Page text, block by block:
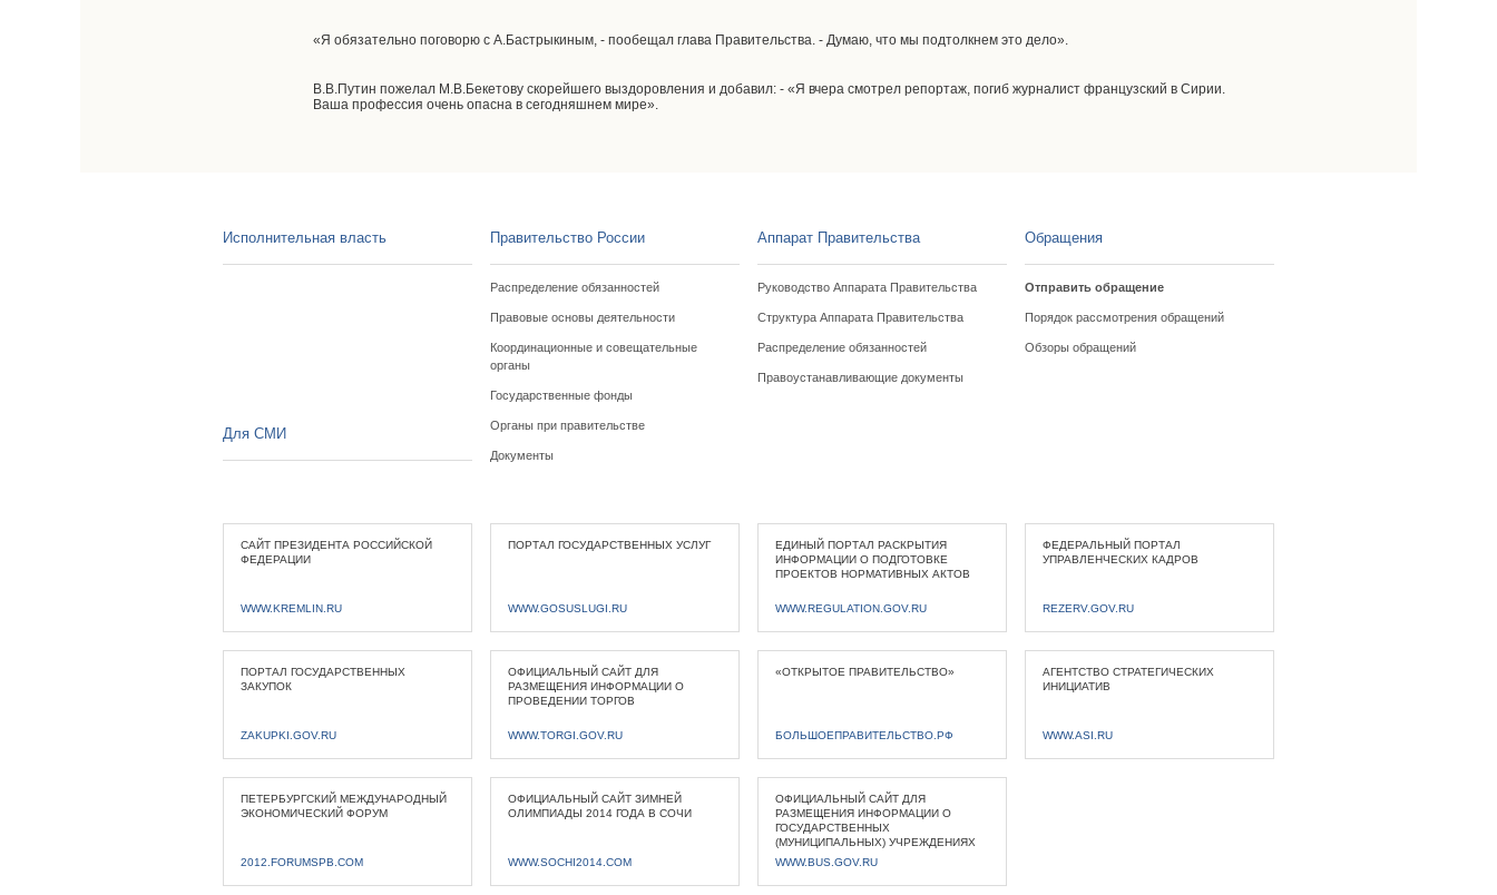
«Я обязательно поговорю с А.Бастрыкиным, - пообещал глава Правительства. - Думаю, что мы подтолкнем это дело».
В.В.Путин пожелал М.В.Бекетову скорейшего выздоровления и добавил: - «Я вчера смотрел репортаж, погиб журналист французский в Сирии.
Ваша профессия очень опасна в сегодняшнем мире».
Исполнительная власть Правительство России
Распределение обязанностей
Правовые основы деятельности
Координационные и совещательные
органы
Государственные фонды
Органы при правительстве
Документы
Аппарат Правительства
Руководство Аппарата Правительства
Структура Аппарата Правительства
Распределение обязанностей
Правоустанавливающие документы
Обращения
Отправить обращение
Порядок рассмотрения обращений
Обзоры обращений
Для СМИ
САЙТ ПРЕЗИДЕНТА РОССИЙСКОЙ
ФЕДЕРАЦИИ
WWW.KREMLIN.RU
ПОРТАЛ ГОСУДАРСТВЕННЫХ УСЛУГ
WWW.GOSUSLUGI.RU
ЕДИНЫЙ ПОРТАЛ РАСКРЫТИЯ
ИНФОРМАЦИИ О ПОДГОТОВКЕ
ПРОЕКТОВ НОРМАТИВНЫХ АКТОВ
WWW.REGULATION.GOV.RU
ФЕДЕРАЛЬНЫЙ ПОРТАЛ
УПРАВЛЕНЧЕСКИХ КАДРОВ
REZERV.GOV.RU
ПОРТАЛ ГОСУДАРСТВЕННЫХ
ЗАКУПОК
ZAKUPKI.GOV.RU
ОФИЦИАЛЬНЫЙ САЙТ ДЛЯ
РАЗМЕЩЕНИЯ ИНФОРМАЦИИ О
ПРОВЕДЕНИИ ТОРГОВ
WWW.TORGI.GOV.RU
«ОТКРЫТОЕ ПРАВИТЕЛЬСТВО»
БОЛЬШОЕПРАВИТЕЛЬСТВО.РФ
АГЕНТСТВО СТРАТЕГИЧЕСКИХ
ИНИЦИАТИВ
WWW.ASI.RU
ПЕТЕРБУРГСКИЙ МЕЖДУНАРОДНЫЙ
ЭКОНОМИЧЕСКИЙ ФОРУМ
2012.FORUMSPB.COM
ОФИЦИАЛЬНЫЙ САЙТ ЗИМНЕЙ
ОЛИМПИАДЫ 2014 ГОДА В СОЧИ
WWW.SOCHI2014.COM
ОФИЦИАЛЬНЫЙ САЙТ ДЛЯ
РАЗМЕЩЕНИЯ ИНФОРМАЦИИ О
ГОСУДАРСТВЕННЫХ
(МУНИЦИПАЛЬНЫХ) УЧРЕЖДЕНИЯХ
WWW.BUS.GOV.RU